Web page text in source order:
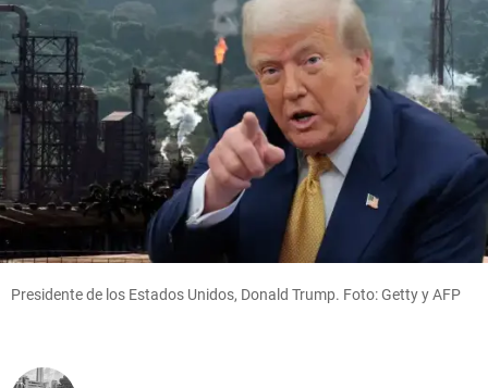
Presidente de los Estados Unidos, Donald Trump. Foto: Getty y AFP